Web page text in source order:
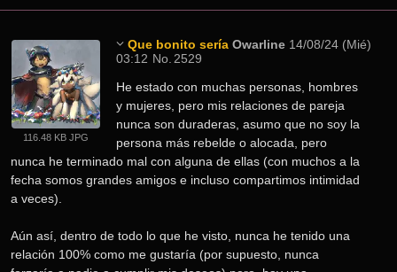
116.48 KB JPG
Que bonito sería Owarline 14/08/24 (Mié)
03:12 No. 2529
He estado con muchas personas, hombres
y mujeres, pero mis relaciones de pareja
nunca son duraderas, asumo que no soy la
persona más rebelde o alocada, pero
nunca he terminado mal con alguna de ellas (con muchos a la
fecha somos grandes amigos e incluso compartimos intimidad
a veces).
Aún así, dentro de todo lo que he visto, nunca he tenido una
relación 100% como me gustaría (por supuesto, nunca